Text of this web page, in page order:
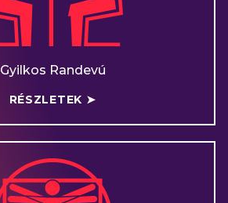
Gyilkos Randevú
RÉSZLETEK ➤